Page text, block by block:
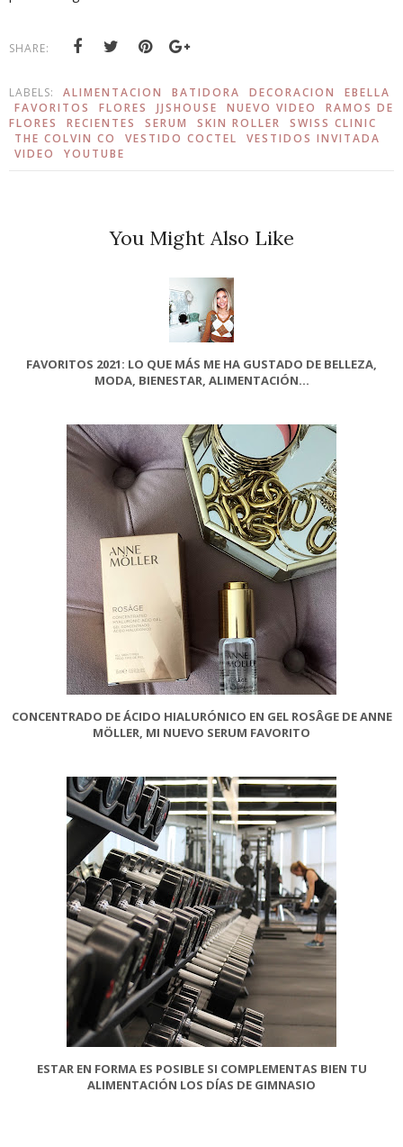
SHARE:
LABELS: ALIMENTACION BATIDORA DECORACION
EBELLA
FAVORITOS
FLORES JJSHOUSE NUEVO VIDEO
RAMOS DE
FLORES
RECIENTES SERUM SKIN ROLLER
SWISS CLINIC
THE COLVIN CO
VESTIDO COCTEL
VESTIDOS INVITADA
VIDEO
YOUTUBE
You Might Also Like
FAVORITOS 2021: LO QUE MÁS ME HA GUSTADO DE BELLEZA,
MODA, BIENESTAR, ALIMENTACIÓN...
CONCENTRADO DE ÁCIDO HIALURÓNICO EN GEL ROSÂGE DE ANNE
MÖLLER, MI NUEVO SERUM FAVORITO
ESTAR EN FORMA ES POSIBLE SI COMPLEMENTAS BIEN TU
ALIMENTACIÓN LOS DÍAS DE GIMNASIO